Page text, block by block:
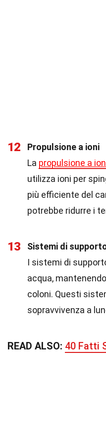
12
Propulsione a ioni
La propulsione a
utilizza ioni per
più efficiente del
potrebbe ridurre i
13
Sistemi di
I sistemi di
acqua,
coloni. Questi
sopravvivenza a
READ ALSO: 40 Fatti